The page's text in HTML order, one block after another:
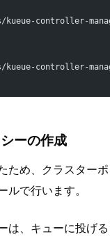
kueue-controller-
kueue-controller-
ーの作成
ため、クラスター
で行います。
は、キューに投げ